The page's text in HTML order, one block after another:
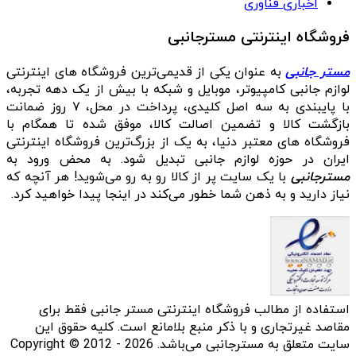
اخباری فناوری
فروشگاه اینترنتی مسترجانبی
مستر جانبیبه عنوان یکی از قدیمی‌ترین فروشگاه های اینترنتی
لوازم جانبی کامپیوتر، موبایل و شبکه با بیش از یک دهه تجربه،
با پایبندی به سه اصل کلیدی، پرداخت در محل، ۷ روز ضمانت
بازگشت کالا و تضمین اصالت کالا، موفق شده تا همگام با
فروشگاه‌ های معتبر دنیا، به یک از بزرگ‌ترین فروشگاه اینترنتی
ایران در حوزه لوازم جانبی تبدیل شود. به محض ورود به
مسترجانبی با یک سایت پر از کالا رو به رو می‌شوید! هر آنچه که
نیاز دارید و به ذهن شما خطور می‌کند در اینجا پیدا خواهید کرد.
استفاده از مطالب فروشگاه اینترنتی مستر جانبی فقط برای
مقاصد غیرتجاری و با ذکر منبع بلامانع است. کلیه حقوق این
سایت متعلق به مسترجانبی می‌باشد. Copyright © 2012 - 2026